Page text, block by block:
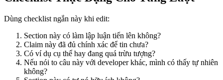
Dùng checklist ngắn này khi edit:
Section này có làm lập luận tiến lên không?
Claim này đã đủ chính xác để tin chưa?
Có ví dụ cụ thể hay đang quá trừu tượng?
Nếu nói to câu này với developer khác, mình có thấy tự nhiên
không?